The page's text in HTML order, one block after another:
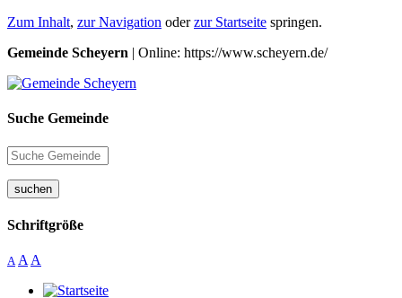
Zum Inhalt, zur Navigation oderzur Startseite springen.
Gemeinde Scheyern | Online: https://www.scheyern.de/
Suche Gemeinde
suchen
Schriftgröße
A A A